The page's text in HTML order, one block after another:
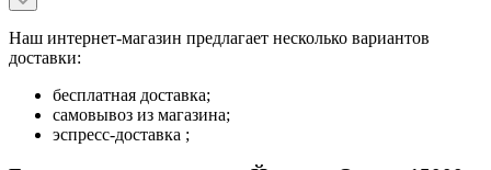
Наш интернет-магазин предлагает несколько вариантов
доставки:
бесплатная доставка;
самовывоз из магазина;
эспресс-доставка ;